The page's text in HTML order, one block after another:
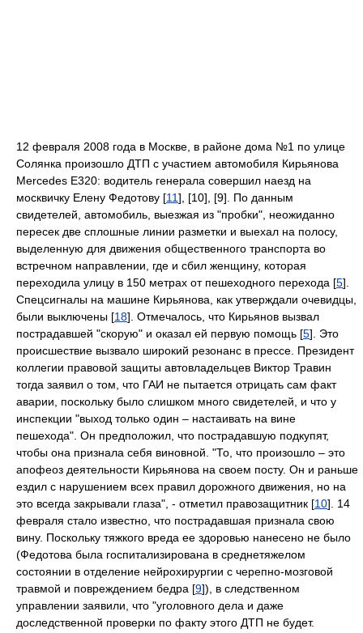
12 февраля 2008 года в Москве, в районе дома №1 по улице
Солянка произошло ДТП с участием автомобиля Кирьянова
Mercedes E320: водитель генерала совершил наезд на
москвичку Елену Федотову [11], [10], [9]. По данным
свидетелей, автомобиль, выезжая из "пробки", неожиданно
пересек две сплошные линии разметки и выехал на полосу,
выделенную для движения общественного транспорта во
встречном направлении, где и сбил женщину, которая
переходила улицу в 150 метрах от пешеходного перехода [5].
Спецсигналы на машине Кирьянова, как утверждали очевидцы,
были выключены [18]. Отмечалось, что Кирьянов вызвал
пострадавшей "скорую" и оказал ей первую помощь [5]. Это
происшествие вызвало широкий резонанс в прессе. Президент
коллегии правовой защиты автовладельцев Виктор Травин
тогда заявил о том, что ГАИ не пытается отрицать сам факт
аварии, поскольку было слишком много свидетелей, и что у
инспекции "выход только один – настаивать на вине
пешехода". Он предположил, что пострадавшую подкупят,
чтобы она признала себя виновной. "То, что произошло – это
апофеоз деятельности Кирьянова на своем посту. Он и раньше
ездил с нарушением всех правил дорожного движения, но на
это всегда закрывали глаза", - отметил правозащитник [10]. 14
февраля стало известно, что пострадавшая признала свою
вину. Поскольку тяжкого вреда ее здоровью нанесено не было
(Федотова была госпитализирована в среднетяжелом
состоянии в отделение нейрохирургии с черепно-мозговой
травмой и повреждением бедра [9]), в следственном
управлении заявили, что "уголовного дела и даже
доследственной проверки по факту этого ДТП не будет.